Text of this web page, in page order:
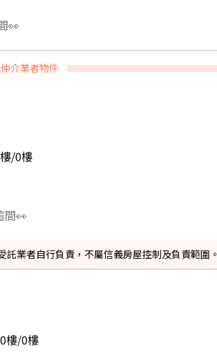
👀
介業者物件
樓/0樓
間👀
業者自行負責，不屬信義房屋控制及負責範圍。
0樓/0樓